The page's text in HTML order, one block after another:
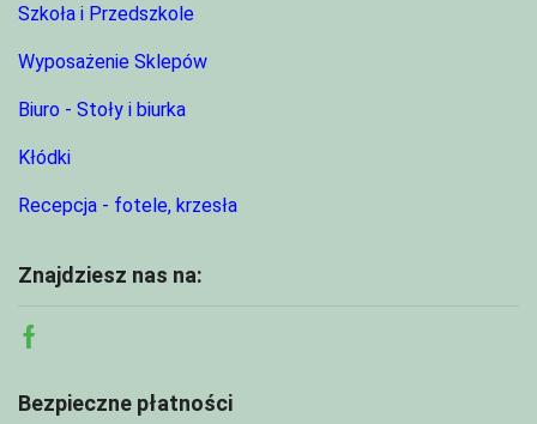
Szkoła i Przedszkole
Wyposażenie Sklepów
Biuro - Stoły i biurka
Kłódki
Recepcja - fotele, krzesła
Znajdziesz nas na:
Facebook
Bezpieczne płatności